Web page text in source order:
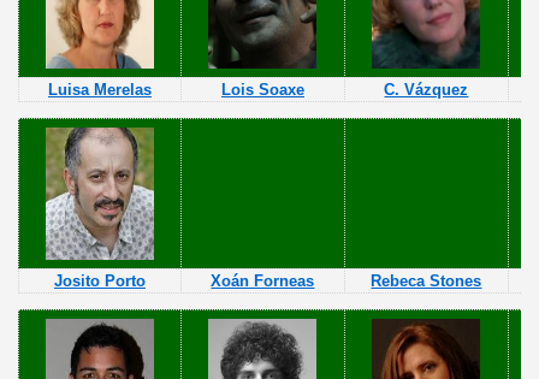
Luisa Merelas Lois Soaxe C. Vázquez
Josito Porto Xoán Forneas Rebeca Stones